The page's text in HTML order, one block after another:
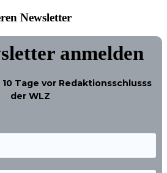
Newsletter
anmelden
10 Tage vor Redaktionsschlusss
der WLZ